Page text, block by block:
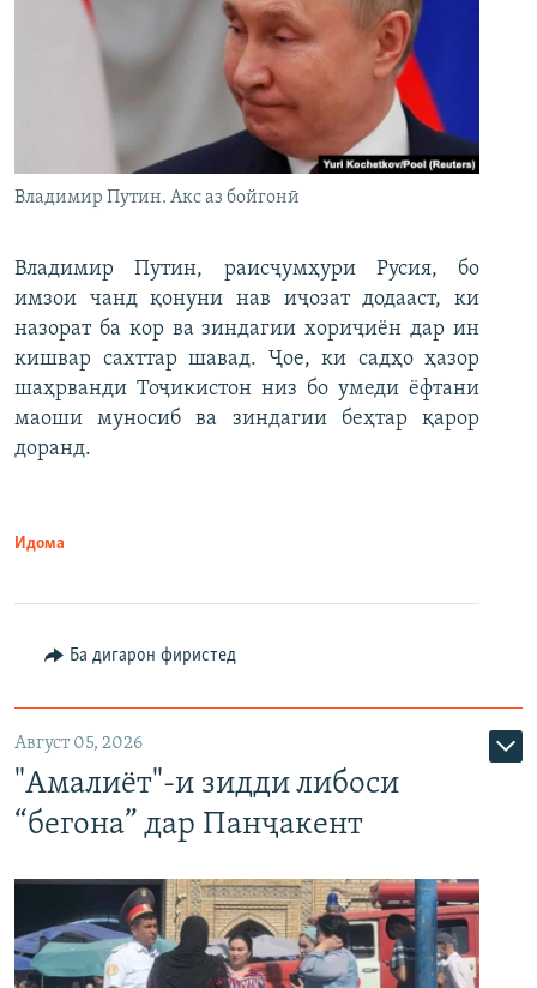
Владимир Путин. Акс аз бойгонӣ
Владимир Путин, раисҷумҳури Русия, бо
имзои чанд қонуни нав иҷозат додааст, ки
назорат ба кор ва зиндагии хориҷиён дар ин
кишвар сахттар шавад. Ҷое, ки садҳо ҳазор
шаҳрванди Тоҷикистон низ бо умеди ёфтани
маоши муносиб ва зиндагии беҳтар қарор
доранд.
Идома
Ба дигарон фиристед
Август 05, 2026
"Амалиёт"-и зидди либоси
“бегона” дар Панҷакент